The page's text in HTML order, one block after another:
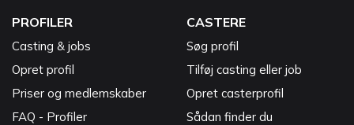
PROFILER
Casting & jobs
Opret profil
Priser og medlemskaber
FAQ - Profiler
CASTERE
Søg profil
Tilføj casting eller job
Opret casterprofil
Sådan finder du